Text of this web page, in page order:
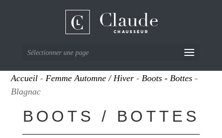
Sélectionner une page
Accueil -Femme Automne / Hiver -Boots - Bottes -
Blagnac
BOOTS / BOTTES